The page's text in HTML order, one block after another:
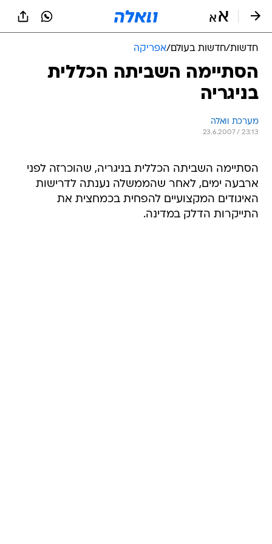
חדשות/חדשות בעולם/אפריקה
הסתיימה השביתה הכללית
בניגריה
מערכת וואלה
23.6.2007 / 23:13
הסתיימה השביתה הכללית בניגריה, שהוכרזה לפני
ארבעה ימים, לאחר שהממשלה נענתה לדרישות
האיגודים המקצועיים להפחית בכמחצית את
התייקרות הדלק במדינה.